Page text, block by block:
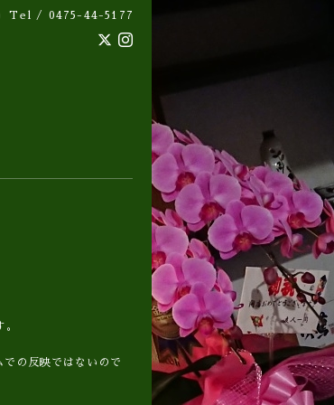
Tel / 0475-44-5177
の反映ではないので